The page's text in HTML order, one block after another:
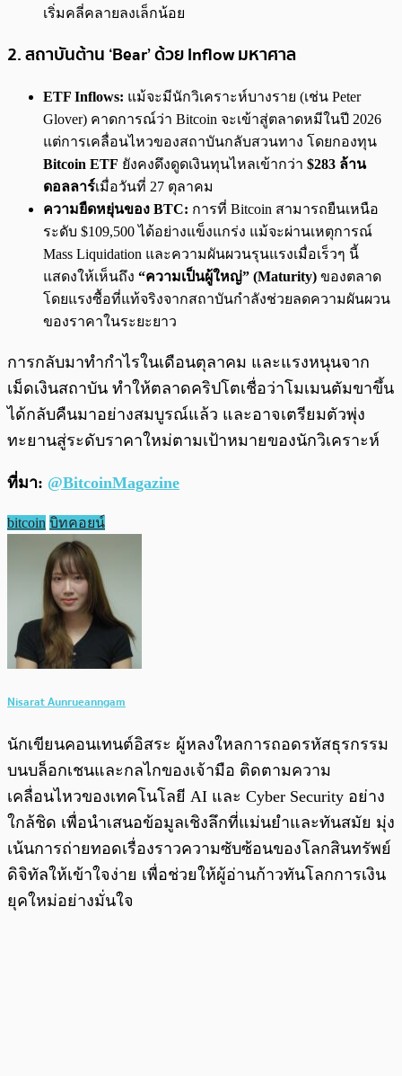
เริ่มคลี่คลายลงเล็กน้อย
2. สถาบันต้าน ‘Bear’ ด้วย Inflow มหาศาล
ETF Inflows: แม้จะมีนักวิเคราะห์บางราย (เช่น Peter
Glover) คาดการณ์ว่า Bitcoin จะเข้าสู่ตลาดหมีในปี 2026
แต่การเคลื่อนไหวของสถาบันกลับสวนทาง โดยกองทุน
Bitcoin ETF ยังคงดึงดูดเงินทุนไหลเข้ากว่า $283 ล้าน
ดอลลาร์เมื่อวันที่ 27 ตุลาคม
ความยืดหยุ่นของ BTC: การที่ Bitcoin สามารถยืนเหนือ
ระดับ $109,500 ได้อย่างแข็งแกร่ง แม้จะผ่านเหตุการณ์
Mass Liquidation และความผันผวนรุนแรงเมื่อเร็วๆ นี้
แสดงให้เห็นถึง “ความเป็นผู้ใหญ่” (Maturity) ของตลาด
โดยแรงซื้อที่แท้จริงจากสถาบันกำลังช่วยลดความผันผวน
ของราคาในระยะยาว
การกลับมาทำกำไรในเดือนตุลาคม และแรงหนุนจาก
เม็ดเงินสถาบัน ทำให้ตลาดคริปโตเชื่อว่าโมเมนตัมขาขึ้น
ได้กลับคืนมาอย่างสมบูรณ์แล้ว และอาจเตรียมตัวพุ่ง
ทะยานสู่ระดับราคาใหม่ตามเป้าหมายของนักวิเคราะห์
ที่มา: @BitcoinMagazine
bitcoin บิทคอยน์
Nisarat Aunrueanngam
นักเขียนคอนเทนต์อิสระ ผู้หลงใหลการถอดรหัสธุรกรรม
บนบล็อกเชนและกลไกของเจ้ามือ ติดตามความ
เคลื่อนไหวของเทคโนโลยี AI และ Cyber Security อย่าง
ใกล้ชิด เพื่อนำเสนอข้อมูลเชิงลึกที่แม่นยำและทันสมัย มุ่ง
เน้นการถ่ายทอดเรื่องราวความซับซ้อนของโลกสินทรัพย์
ดิจิทัลให้เข้าใจง่าย เพื่อช่วยให้ผู้อ่านก้าวทันโลกการเงิน
ยุคใหม่อย่างมั่นใจ